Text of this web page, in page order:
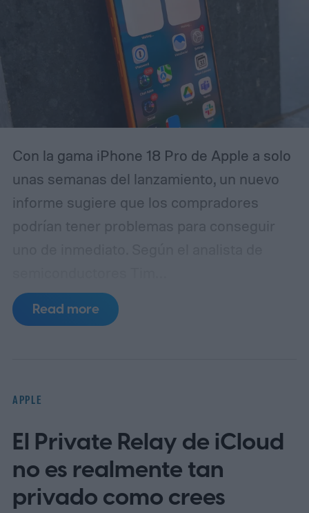
Con la gama iPhone 18 Pro de Apple a solo
unas semanas del lanzamiento, un nuevo
informe sugiere que los compradores
podrían tener problemas para conseguir
Culpan (vía 9to5Mac), la escasez de DRAM
está frenando la producción y podría dejar
Read more
APPLE
El Private Relay de iCloud
no es realmente tan
privado como crees